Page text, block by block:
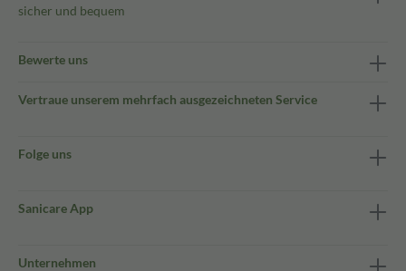
sicher und bequem
Bewerte uns
Vertraue unserem mehrfach ausgezeichneten Service
Folge uns
Sanicare App
Unternehmen